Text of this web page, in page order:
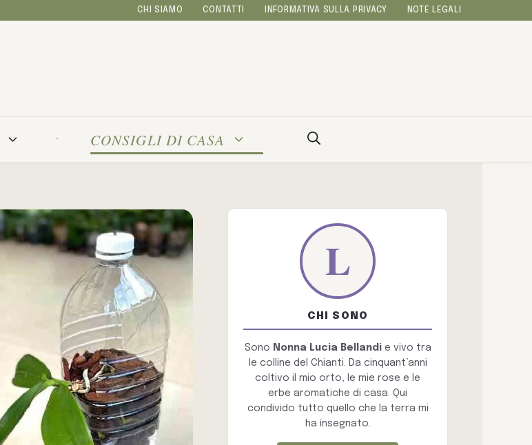
CHI SIAMO CONTATTI INFORMATIVA SULLA PRIVACY NOTE LEGALI
CONSIGLI DI CASA
CHI SONO
Sono Nonna Lucia Bellandie vivo tra
le colline del Chianti. Da cinquant’anni
coltivo il mio orto, le mie rose e le
erbe aromatiche di casa. Qui
condivido tutto quello che la terra mi
ha insegnato.